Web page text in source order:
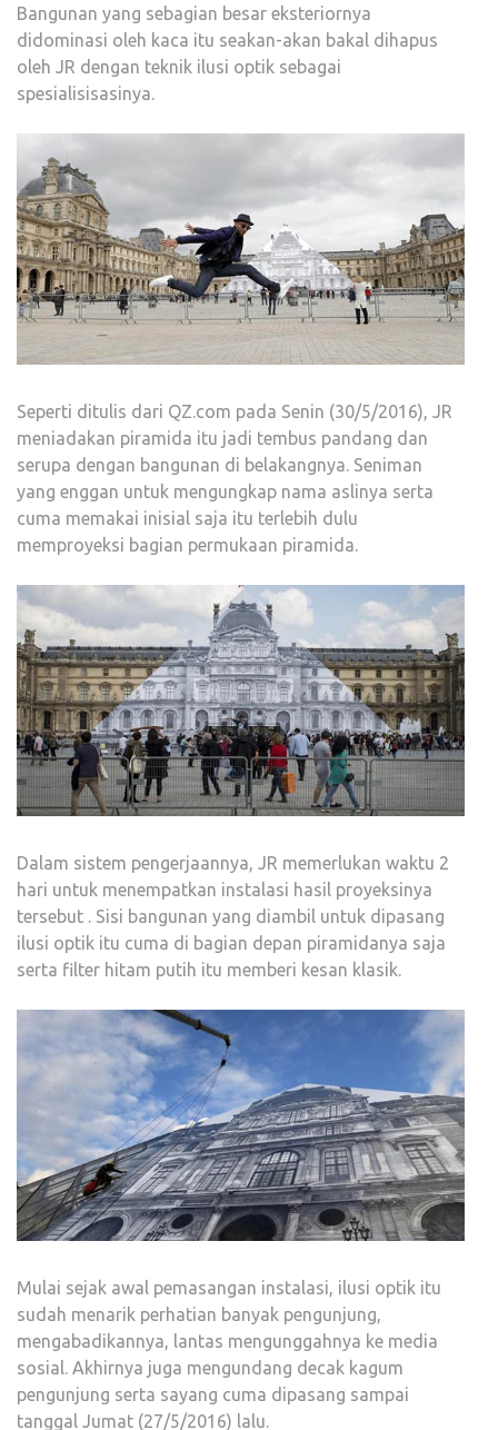
Bangunan yang sebagian besar eksteriornya
didominasi oleh kaca itu seakan-akan bakal dihapus
oleh JR dengan teknik ilusi optik sebagai
spesialisisasinya.
Seperti ditulis dari QZ.com pada Senin (30/5/2016), JR
meniadakan piramida itu jadi tembus pandang dan
serupa dengan bangunan di belakangnya. Seniman
yang enggan untuk mengungkap nama aslinya serta
cuma memakai inisial saja itu terlebih dulu
memproyeksi bagian permukaan piramida.
Dalam sistem pengerjaannya, JR memerlukan waktu 2
hari untuk menempatkan instalasi hasil proyeksinya
tersebut . Sisi bangunan yang diambil untuk dipasang
ilusi optik itu cuma di bagian depan piramidanya saja
serta filter hitam putih itu memberi kesan klasik.
Mulai sejak awal pemasangan instalasi, ilusi optik itu
sudah menarik perhatian banyak pengunjung,
mengabadikannya, lantas mengunggahnya ke media
sosial. Akhirnya juga mengundang decak kagum
pengunjung serta sayang cuma dipasang sampai
tanggal Jumat (27/5/2016) lalu.